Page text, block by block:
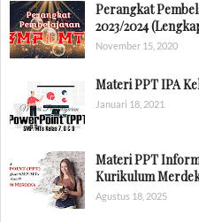
Perangkat
2023/2024
November 15, 2020
Materi PPT IPA
Januari 18, 2021
Materi PPT
Kurikulum
Agustus 18, 2025